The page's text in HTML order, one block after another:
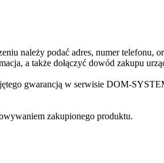
należy podać adres, numer telefonu,
a także dołączyć dowód zakupu
gwarancją w serwisie DOM-
zakupionego produktu.